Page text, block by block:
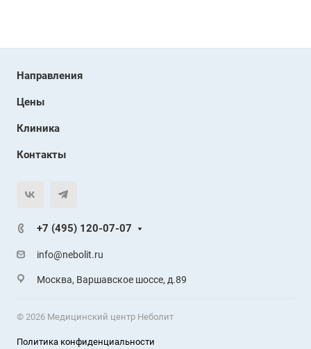
Направления
Цены
Клиника
Контакты
+7 (495) 120-07-07
info@nebolit.ru
Москва, Варшавское шоссе, д.89
© 2026 Медицинский центр Неболит
Политика конфиденциальности